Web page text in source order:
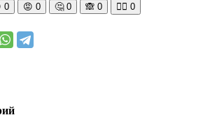
0 😡 0 🤔 0 🙈 0 🧘‍♀️ 0